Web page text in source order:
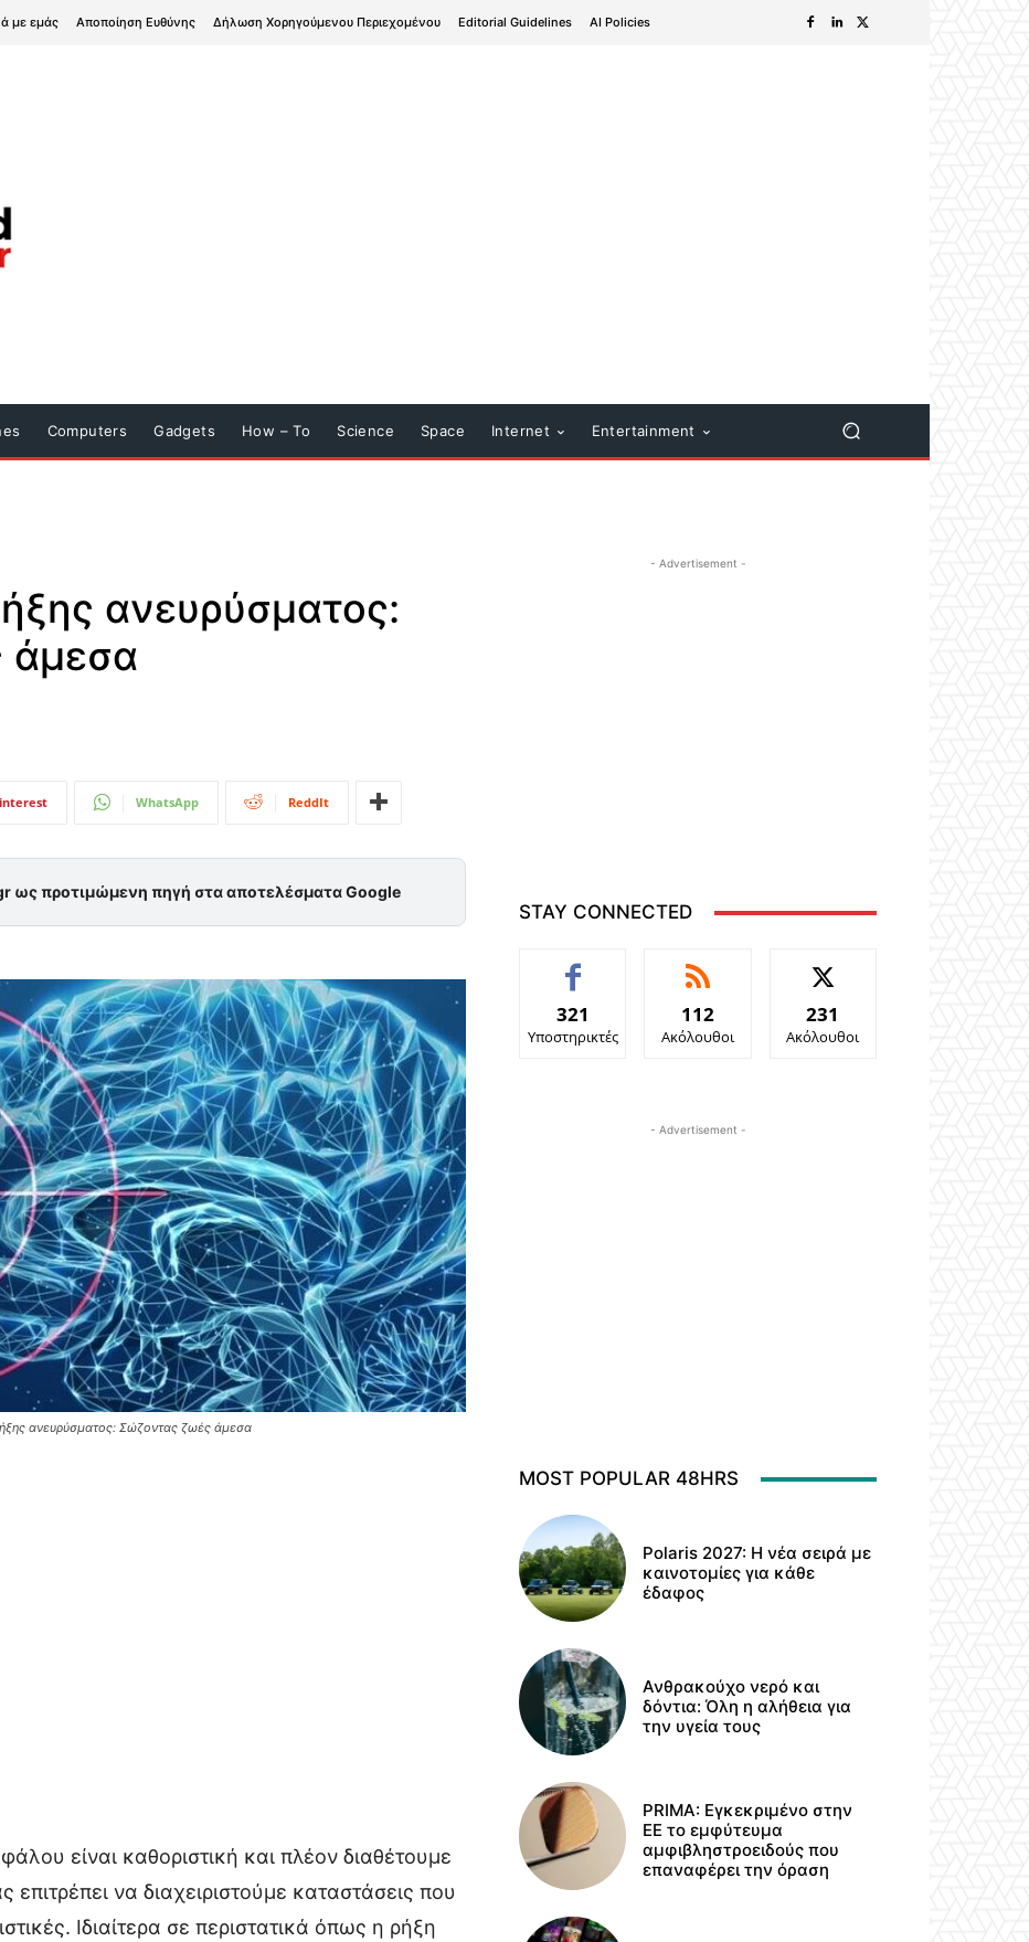
με εμάς Αποποίηση Ευθύνης Δήλωση Χορηγούμενου Περιεχομένου Editorial Guidelines AI Policies
Computers Gadgets How – To Science Space Internet Entertainment
ανευρύσματος:
άμεσα
WhatsApp ReddIt
ως προτιμώμενη πηγή στα αποτελέσματα Google
ανευρύσματος: Σώζοντας ζωές άμεσα
είναι καθοριστική και πλέον διαθέτουμε
να διαχειριστούμε καταστάσεις που
Ιδιαίτερα σε περιστατικά όπως η ρήξη
- Advertisement -
STAY CONNECTED
321
Υποστηρικτές
112
Ακόλουθοι
231
Ακόλουθοι
- Advertisement -
MOST POPULAR 48HRS
Polaris 2027: Η νέα σειρά με
καινοτομίες για κάθε
έδαφος
Ανθρακούχο νερό και
δόντια: Όλη η αλήθεια για
την υγεία τους
PRIMA: Εγκεκριμένο στην
ΕΕ το εμφύτευμα
αμφιβληστροειδούς που
επαναφέρει την όραση